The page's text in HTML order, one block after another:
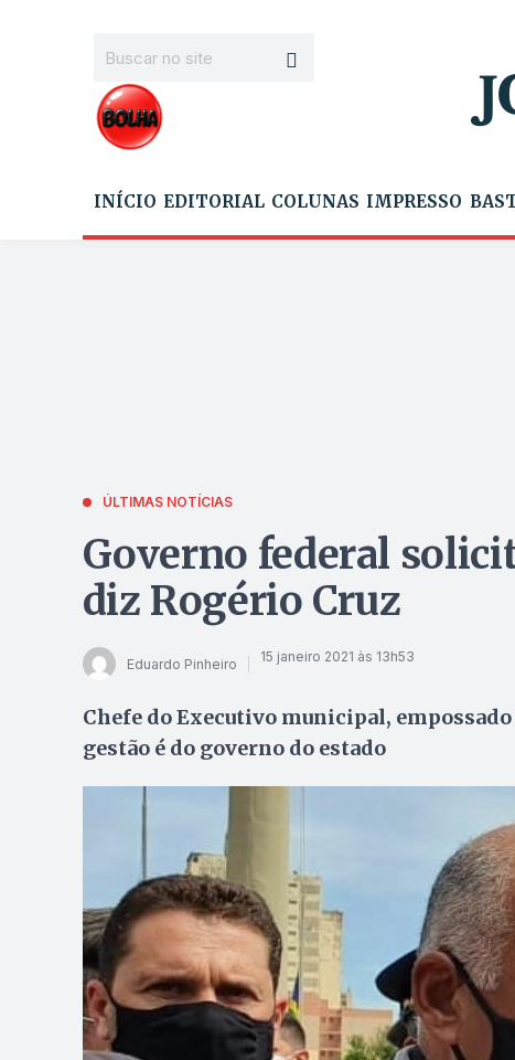
INÍCIO EDITORIAL COLUNAS IMPRESSO
ÚLTIMAS NOTÍCIAS
Governo federal
diz Rogério Cruz
Eduardo Pinheiro 15 janeiro 2021 às 13h53
Chefe do Executivo municipal,
gestão é do governo do estado